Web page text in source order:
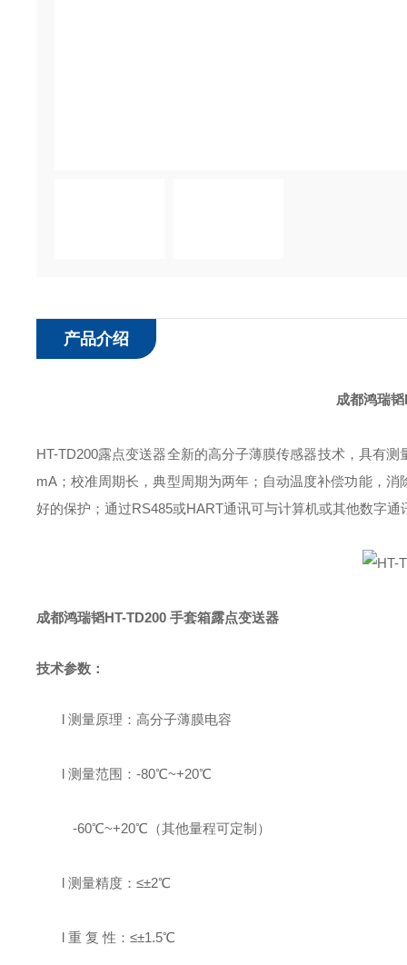
产品介绍
成都鸿瑞韬
HT-TD200露点变送器全新的高分子薄膜传感器技术， 具有测
mA ； 校准周期长，典型周期为两年； 自动温度补偿功能， 消
好的保护 ； 通过RS485或HART通讯可与计算机或其他数字通
成都鸿瑞韬HT-TD200 手套箱露点变送器
技术参数：
l 测量原理： 高分子薄膜电容
l 测量范围： -80℃~+20℃
-60℃~+20℃ （其他量程可定制 ）
l 测量精度： ≤±2℃
l 重 复 性 ： ≤±1.5℃